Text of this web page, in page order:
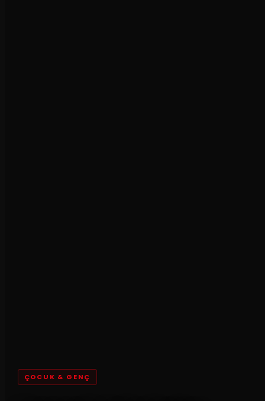
ÇOCUK & GENÇ